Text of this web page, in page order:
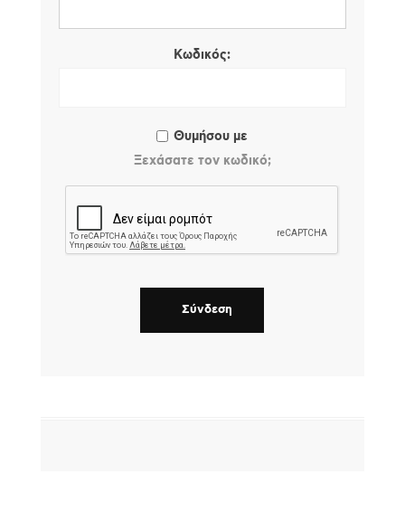
Κωδικός:
Θυμήσου με
Ξεχάσατε τον κωδικό;